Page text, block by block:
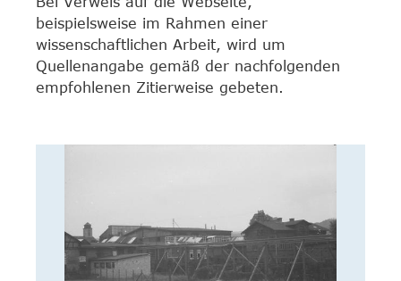
beispielsweise im Rahmen einer
wissenschaftlichen Arbeit, wird um
Quellenangabe gemäß der nachfolgenden
empfohlenen Zitierweise gebeten.